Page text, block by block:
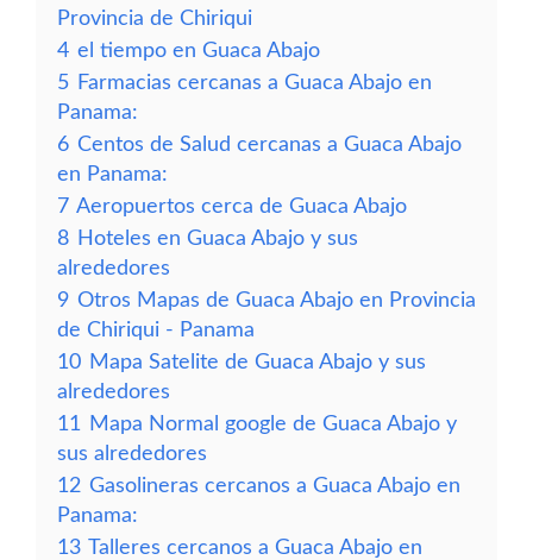
Provincia de Chiriqui
4 el tiempo en Guaca Abajo
5 Farmacias cercanas a Guaca Abajo en
Panama:
6 Centos de Salud cercanas a Guaca Abajo
en Panama:
7 Aeropuertos cerca de Guaca Abajo
8 Hoteles en Guaca Abajo y sus
alrededores
9 Otros Mapas de Guaca Abajo en Provincia
de Chiriqui - Panama
10 Mapa Satelite de Guaca Abajo y sus
alrededores
11
Mapa Normal google de Guaca Abajo y
sus alrededores
12 Gasolineras cercanos a Guaca Abajo en
Panama:
13 Talleres cercanos a Guaca Abajo en